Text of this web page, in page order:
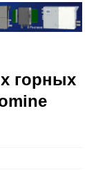
горных